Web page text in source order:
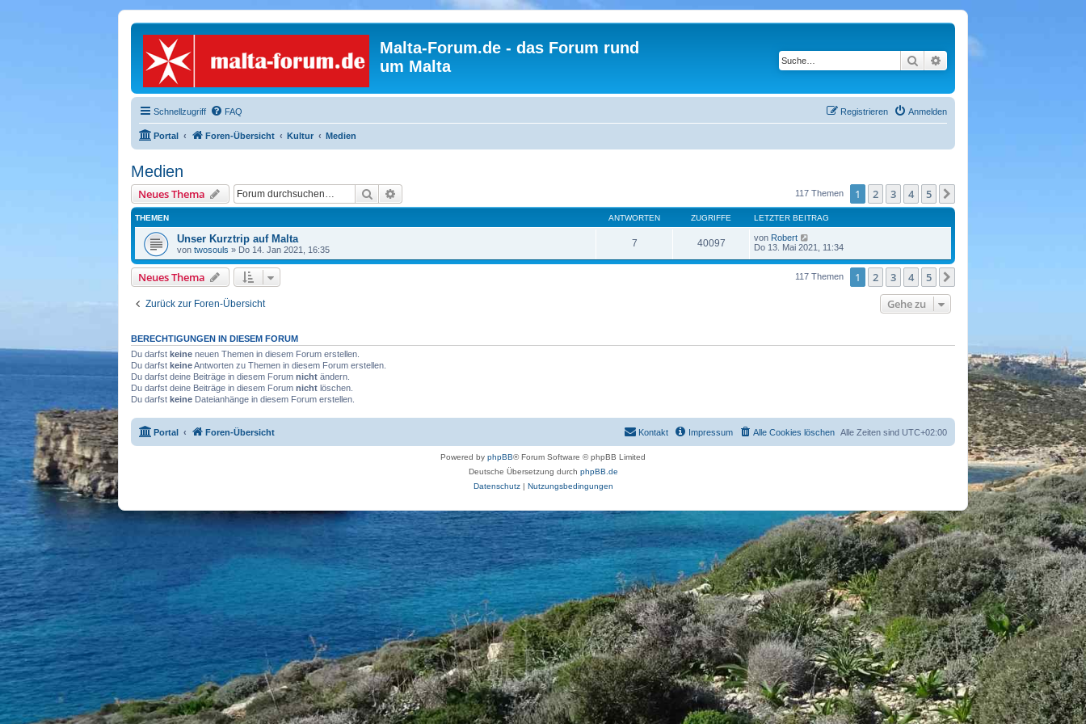
Malta-Forum.de - das Forum rund
um Malta
Suche Erweiterte Suche
Schnellzugriff FAQ Anmelden
Registrieren
Portal Foren-Übersicht Kultur Medien
Medien
Neues Thema Suche 117 Themen 1 2 3 4 5
THEMEN ANTWORTEN ZUGRIFFE LETZTER BEITRAG
Unser Kurztrip auf Malta
von twosouls » Do 14. Jan 2021, 16:35
7 40097 von Robert
Do 13. Mai 2021, 11:34
Neues Thema 117 Themen 1 2 3 4 5
Zurück zur Foren-Übersicht Gehe zu
BERECHTIGUNGEN IN DIESEM FORUM
Du darfst keine neuen Themen in diesem Forum erstellen.
Du darfst keineAntworten zu Themen in diesem Forum erstellen.
Du darfst deine Beiträge in diesem Forum nicht ändern.
Du darfst deine Beiträge in diesem Forum nicht löschen.
Du darfst keine Dateianhänge in diesem Forum erstellen.
Portal Foren-Übersicht Alle Zeiten sind UTC+02:00
Alle Cookies löschen
Impressum
Kontakt
Powered by phpBB® Forum Software © phpBB Limited
Deutsche Übersetzung durch phpBB.de
Datenschutz| Nutzungsbedingungen